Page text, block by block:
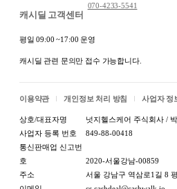
택배사의
사정에 따라 1~2일 정도 지연될
- 교환/반품 요청기간이 지난 경
된 경우(단, 상품의 내용을 확인
훼손한 경우는 제외)
- 포장을 개봉하였으나 포장이
저히 상실된 경우
- 구매자의 사용 또는 일부 소비
캐시딜 고객센터
070-4233-5541
평일 09:00 ~17:00 운영
캐시딜 관련 문의만 접수 가능합니다.
이용약관 개인정보 처리 방침 사업자 정
상호/대표자명
넛지헬스케어 주식회사 /
사업자 등록 번호
849-88-00418
통신판매업 신고번
호
2020-서울강남-00859
주소
서울 강남구 역삼로1길 8